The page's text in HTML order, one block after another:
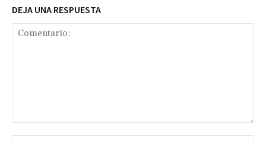
DEJA UNA RESPUESTA